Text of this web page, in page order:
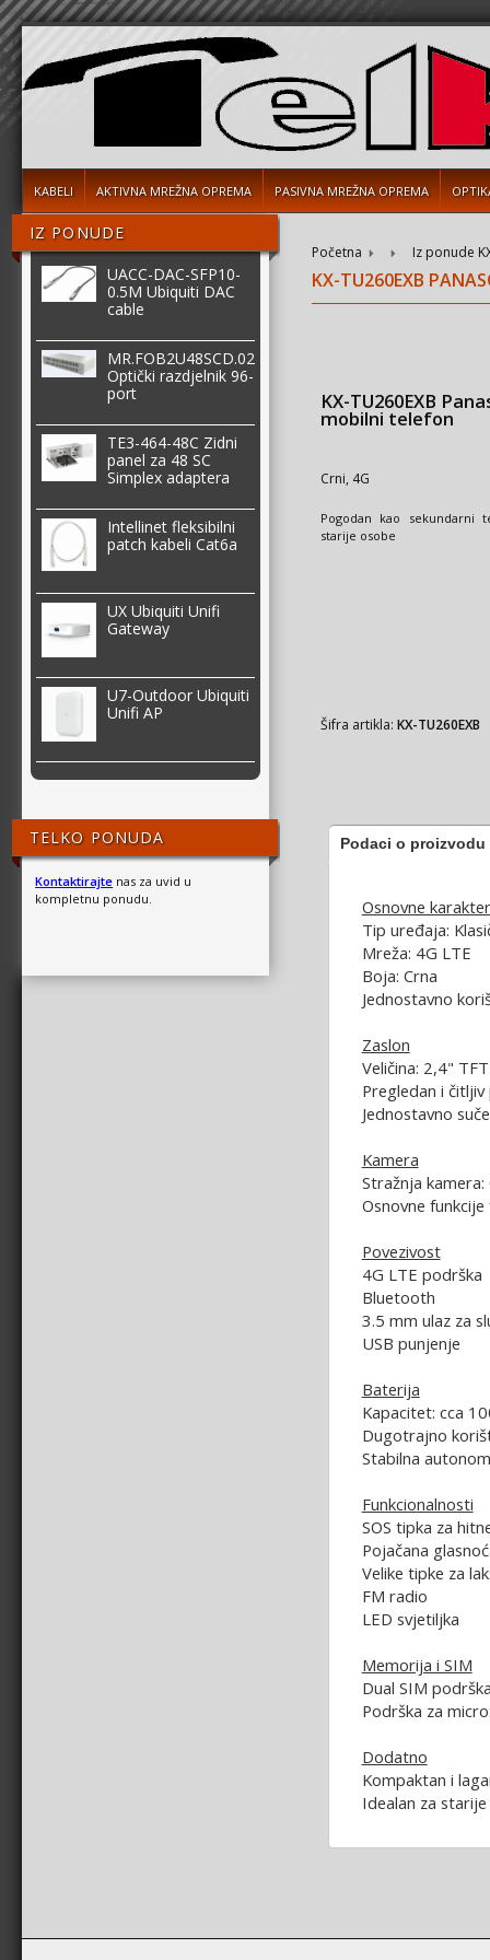
KABELI AKTIVNA MREŽNA OPREMA PASIVNA MREŽNA OPREMA
IZ PONUDE
UACC-DAC-SFP10-
0.5M Ubiquiti DAC
cable
MR.FOB2U48SCD.02
Optički razdjelnik 96-
port
TE3-464-48C Zidni
panel za 48 SC
Simplex adaptera
Intellinet fleksibilni
patch kabeli Cat6a
UX Ubiquiti Unifi
Gateway
U7-Outdoor Ubiquiti
Unifi AP
TELKO PONUDA
Kontaktirajte nas za uvid u
kompletnu ponudu.
Početna Iz ponude
KX-TU260EXB
KX-TU260EXB
mobilni telefon
Crni, 4G
Pogodan kao sekundarni
starije osobe
Šifra artikla:KX-TU260EXB
Podaci o proizvodu
Osnovne
Tip uređaja:
Mreža: 4G LTE
Boja: Crna
Jednostavno
Zaslon
Veličina: 2,4" TFT
Pregledan i čitljiv
Jednostavno
Kamera
Stražnja kamera:
Osnovne
Povezivost
4G LTE podrška
Bluetooth
3.5 mm ulaz za
USB punjenje
Baterija
Kapacitet: cca
Dugotrajno
Stabilna
Funkcionalnosti
SOS tipka za
Pojačana
Velike tipke za
FM radio
LED svjetiljka
Memorija i SIM
Dual SIM
Podrška za
Dodatno
Kompaktan i
Idealan za